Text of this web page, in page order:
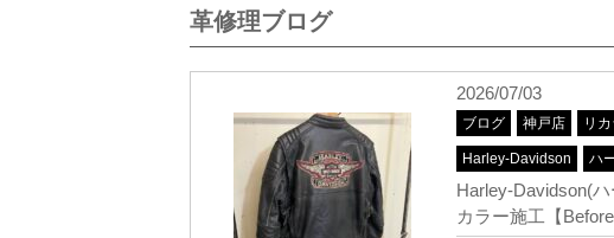
革修理ブログ
2026/07/03
ブログ 神戸店 リ
Harley-Davidson ハ
Harley-Davidson(
カラー施工【